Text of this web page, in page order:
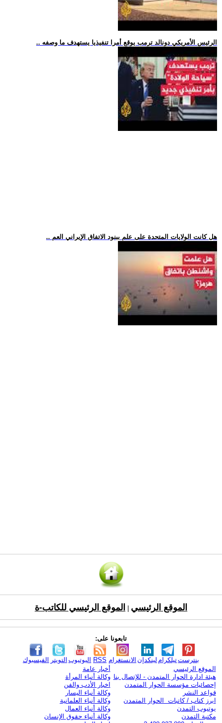
.. الرئيس الأمريكي دونالد ترمب يوقع أمرا تنفيذيا يستهدف ما وصفه
.. هل كانت الولايات المتحدة على علم ببنود الاتفاق الإيراني العم
الموقع الرئيسي الموقع الرئيسي للكاتب-ة
تابعونا على:
الفيسبوك التويتر اليوتيوب RSS الانستغرام لينكدإن تيلكرامبنترست
الموقع الرئيسي
هيئة ادارة الحوار المتمدن - للإتصال بنا
إحصائيات مؤسسة الحوار المتمدن
قواعد النشر
ابرز كتاب / كاتبات الحوار المتمدن
يوتيوب التمدن
مكتبة التمدن
أخبار عامة
وكالة أنباء المرأة
اخبار الأدب والفن
وكالة أنباء اليسار
وكالة أنباء العلمانية
وكالة أنباء العمال
وكالة أنباء حقوق الإنسان